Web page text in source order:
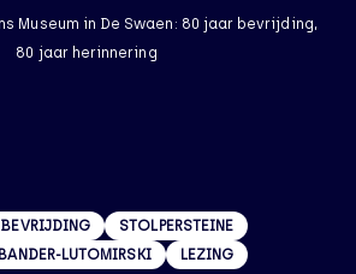
Museum in De Swaen: 80 jaar bevrijding,
80 jaar herinnering
STOLPERSTEINE
LUTOMIRSKI
LEZING